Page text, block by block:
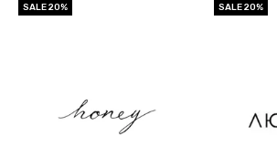
SALE 20% SALE 20%